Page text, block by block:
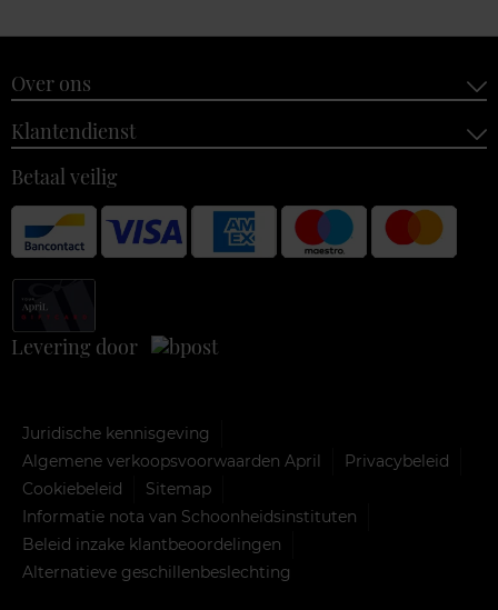
Over ons
Klantendienst
Betaal veilig
Levering door
Juridische kennisgeving
Algemene verkoopsvoorwaarden April
Privacybeleid
Cookiebeleid
Sitemap
Informatie nota van Schoonheidsinstituten
Beleid inzake klantbeoordelingen
Alternatieve geschillenbeslechting